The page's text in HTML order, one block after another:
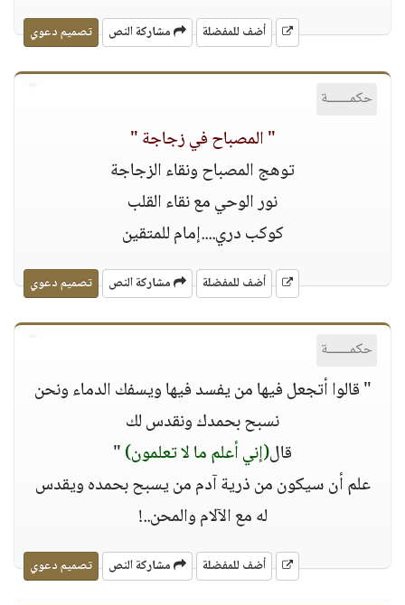
أضف للمفضلة مشاركة النص تصميم دعوي
حكمــــــة
" المصباح في زجاجة "
توهج المصباح ونقاء الزجاجة
نور الوحي مع نقاء القلب
كوكب دري....إمام للمتقين
أضف للمفضلة مشاركة النص تصميم دعوي
حكمــــــة
" قالوا أتجعل فيها من يفسد فيها ويسفك الدماء ونحن
نسبح بحمدك ونقدس لك
قال(إني أعلم ما ﻻ تعلمون)"
علم أن سيكون من ذرية آدم من يسبح بحمده ويقدس
له مع اﻵﻻم والمحن..!
أضف للمفضلة مشاركة النص تصميم دعوي